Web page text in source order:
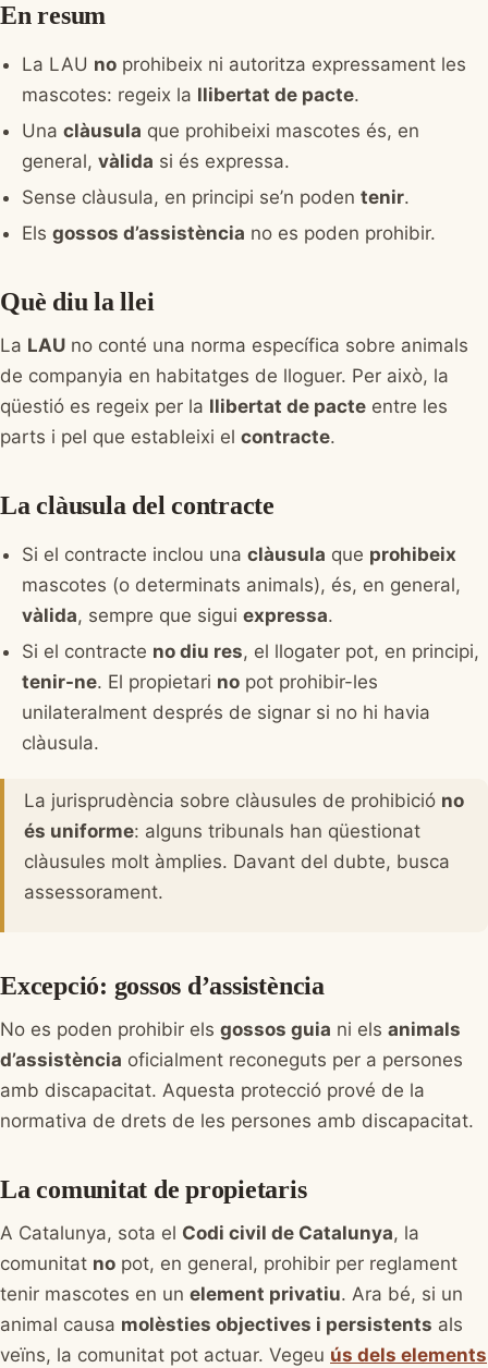
En resum
La LAU no prohibeix ni autoritza expressament les
mascotes: regeix la llibertat de pacte.
Una clàusula que prohibeixi mascotes és, en
general, vàlida si és expressa.
Sense clàusula, en principi se’n poden tenir.
Els gossos d’assistència no es poden prohibir.
Què diu la llei
La LAU no conté una norma específica sobre animals
de companyia en habitatges de lloguer. Per això, la
qüestió es regeix per la llibertat de pacte entre les
parts i pel que estableixi el contracte.
La clàusula del contracte
Si el contracte inclou una clàusula que prohibeix
mascotes (o determinats animals), és, en general,
vàlida, sempre que sigui expressa.
Si el contracte no diu res, el llogater pot, en principi,
tenir-ne. El propietari no pot prohibir-les
unilateralment després de signar si no hi havia
clàusula.
La jurisprudència sobre clàusules de prohibició no
és uniforme: alguns tribunals han qüestionat
clàusules molt àmplies. Davant del dubte, busca
assessorament.
Excepció: gossos d’assistència
No es poden prohibir els gossos guia ni els animals
d’assistència oficialment reconeguts per a persones
amb discapacitat. Aquesta protecció prové de la
normativa de drets de les persones amb discapacitat.
La comunitat de propietaris
A Catalunya, sota el Codi civil de Catalunya, la
comunitat no pot, en general, prohibir per reglament
tenir mascotes en un element privatiu. Ara bé, si un
animal causa molèsties objectives i persistents als
veïns, la comunitat pot actuar. Vegeu ús dels elements